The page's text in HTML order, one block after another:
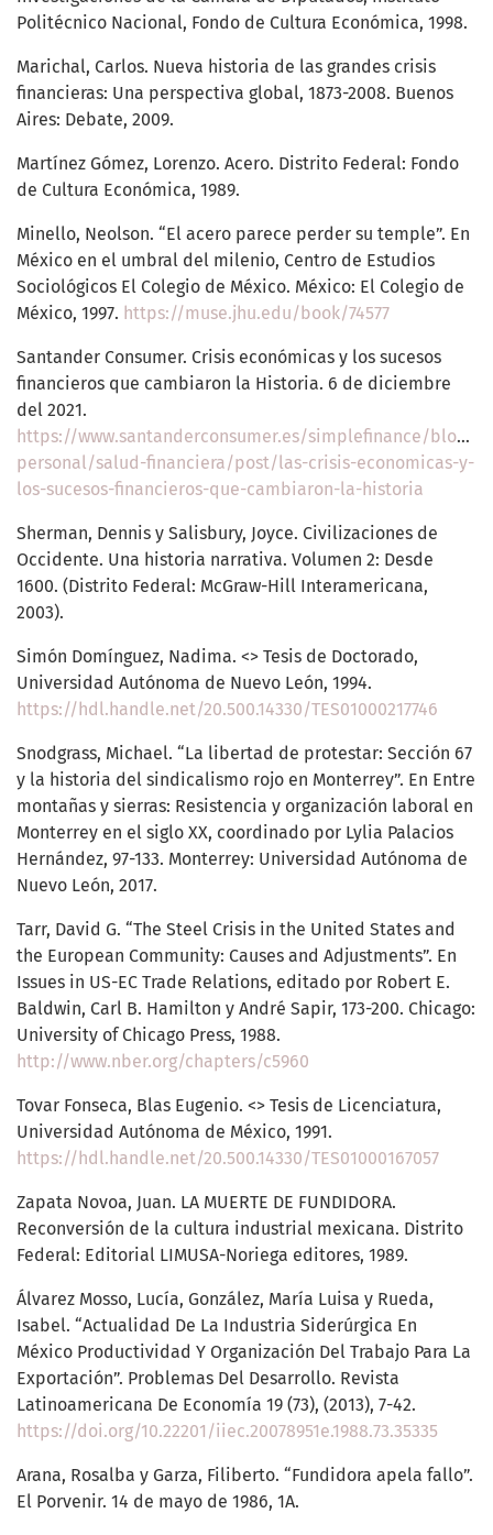
Politécnico Nacional, Fondo de Cultura Económica, 1998.
Marichal, Carlos. Nueva historia de las grandes crisis
financieras: Una perspectiva global, 1873-2008. Buenos
Aires: Debate, 2009.
Martínez Gómez, Lorenzo. Acero. Distrito Federal: Fondo
de Cultura Económica, 1989.
Minello, Neolson. “El acero parece perder su temple”. En
México en el umbral del milenio, Centro de Estudios
Sociológicos El Colegio de México. México: El Colegio de
México, 1997. https://muse.jhu.edu/book/74577
Santander Consumer. Crisis económicas y los sucesos
financieros que cambiaron la Historia. 6 de diciembre
del 2021.
https://www.santanderconsumer.es/simplefinance/blog/
personal/salud-financiera/post/las-crisis-economicas-y-
los-sucesos-financieros-que-cambiaron-la-historia
Sherman, Dennis y Salisbury, Joyce. Civilizaciones de
Occidente. Una historia narrativa. Volumen 2: Desde
1600. (Distrito Federal: McGraw-Hill Interamericana,
2003).
Simón Domínguez, Nadima. <> Tesis de Doctorado,
Universidad Autónoma de Nuevo León, 1994.
https://hdl.handle.net/20.500.14330/TES01000217746
Snodgrass, Michael. “La libertad de protestar: Sección 67
y la historia del sindicalismo rojo en Monterrey”. En Entre
montañas y sierras: Resistencia y organización laboral en
Monterrey en el siglo XX, coordinado por Lylia Palacios
Hernández, 97-133. Monterrey: Universidad Autónoma de
Nuevo León, 2017.
Tarr, David G. “The Steel Crisis in the United States and
the European Community: Causes and Adjustments”. En
Issues in US-EC Trade Relations, editado por Robert E.
Baldwin, Carl B. Hamilton y André Sapir, 173-200. Chicago:
University of Chicago Press, 1988.
http://www.nber.org/chapters/c5960
Tovar Fonseca, Blas Eugenio. <> Tesis de Licenciatura,
Universidad Autónoma de México, 1991.
https://hdl.handle.net/20.500.14330/TES01000167057
Zapata Novoa, Juan. LA MUERTE DE FUNDIDORA.
Reconversión de la cultura industrial mexicana. Distrito
Federal: Editorial LIMUSA-Noriega editores, 1989.
Álvarez Mosso, Lucía, González, María Luisa y Rueda,
Isabel. “Actualidad De La Industria Siderúrgica En
México Productividad Y Organización Del Trabajo Para La
Exportación”. Problemas Del Desarrollo. Revista
Latinoamericana De Economía 19 (73), (2013), 7-42.
https://doi.org/10.22201/iiec.20078951e.1988.73.35335
Arana, Rosalba y Garza, Filiberto. “Fundidora apela fallo”.
El Porvenir. 14 de mayo de 1986, 1A.